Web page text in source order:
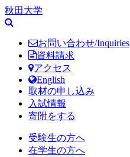
秋田大学
お問い合わせ/Inquiries
資料請求
アクセス
English
取材の申し込み
入試情報
寄附をする
受験生の方へ
在学生の方へ